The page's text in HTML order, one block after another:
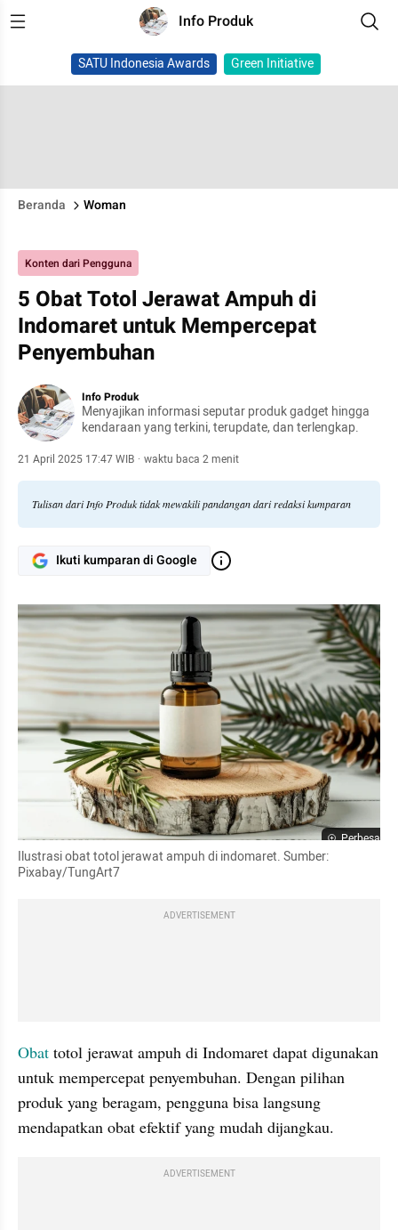
Info Produk
SATU Indonesia Awards Green Initiative
Beranda Woman
Konten dari Pengguna
5 Obat Totol Jerawat Ampuh di
Indomaret untuk Mempercepat
Penyembuhan
Info Produk
Menyajikan informasi seputar produk gadget hingga
kendaraan yang terkini, terupdate, dan terlengkap.
21 April 2025 17:47 WIB · waktu baca 2 menit
Tulisan dari Info Produk tidak mewakili pandangan dari redaksi kumparan
Ikuti kumparan di Google
Perbesar
Ilustrasi obat totol jerawat ampuh di indomaret. Sumber:
Pixabay/TungArt7
ADVERTISEMENT
Obat totol jerawat ampuh di Indomaret dapat digunakan
untuk mempercepat penyembuhan. Dengan pilihan
produk yang beragam, pengguna bisa langsung
mendapatkan obat efektif yang mudah dijangkau.
ADVERTISEMENT